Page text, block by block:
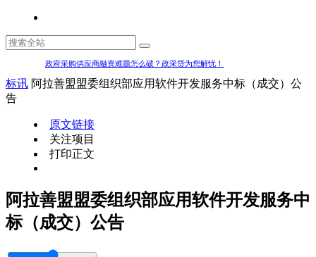
政府采购供应商融资难题怎么破？政采贷为您解忧！
标讯 阿拉善盟盟委组织部应用软件开发服务中标（成交）公
告
原文链接
关注项目
打印正文
阿拉善盟盟委组织部应用软件开发服务中
标（成交）公告